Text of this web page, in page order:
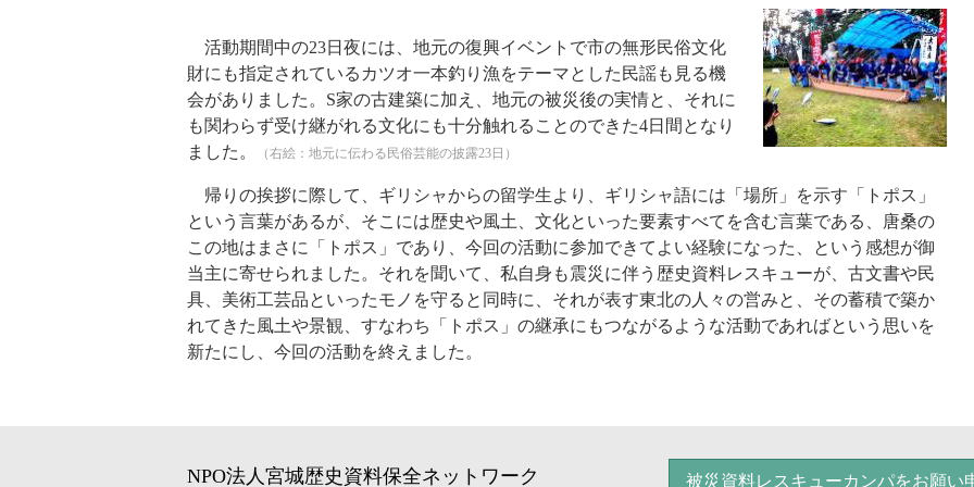
活動期間中の23日夜には、地元の復興イベントで市の無形民俗文化
財にも指定されているカツオ一本釣り漁をテーマとした民謡も見る機
会がありました。S家の古建築に加え、地元の被災後の実情と、それに
も関わらず受け継がれる文化にも十分触れることのできた4日間となり
ました。
（右絵：地元に伝わる民俗芸能の披露23日）
帰りの挨拶に際して、ギリシャからの留学生より、ギリシャ語には「場所」を示す「トポス」
という言葉があるが、そこには歴史や風土、文化といった要素すべてを含む言葉である、唐桑の
この地はまさに「トポス」であり、今回の活動に参加できてよい経験になった、という感想が御
当主に寄せられました。それを聞いて、私自身も震災に伴う歴史資料レスキューが、古文書や民
具、美術工芸品といったモノを守ると同時に、それが表す東北の人々の営みと、その蓄積で築か
れてきた風土や景観、すなわち「トポス」の継承にもつながるような活動であればという思いを
新たにし、今回の活動を終えました。
NPO法人宮城歴史資料保全ネットワーク 被災資料レスキューカンパをお願い